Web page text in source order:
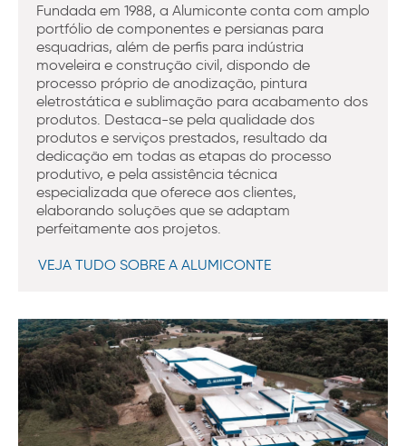
Fundada em 1988, a Alumiconte conta com amplo
portfólio de componentes e persianas para
esquadrias, além de perfis para indústria
moveleira e construção civil, dispondo de
processo próprio de anodização, pintura
eletrostática e sublimação para acabamento dos
produtos. Destaca-se pela qualidade dos
produtos e serviços prestados, resultado da
dedicação em todas as etapas do processo
produtivo, e pela assistência técnica
especializada que oferece aos clientes,
elaborando soluções que se adaptam
perfeitamente aos projetos.
VEJA TUDO SOBRE A ALUMICONTE